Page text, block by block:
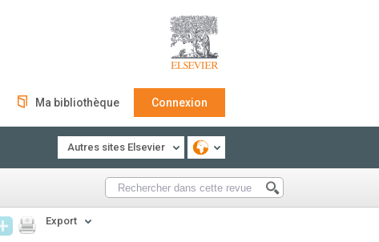
Ma bibliothèque Connexion
Autres sites Elsevier
Export